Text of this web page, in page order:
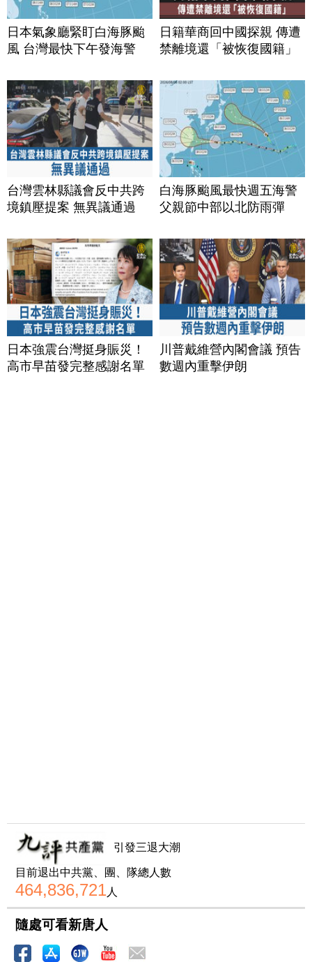
日本氣象廳緊盯白海豚颱
風 台灣最快下午發海警
日籍華商回中國探親 傳遭
禁離境還「被恢復國籍」
台灣雲林縣議會反中共跨
境鎮壓提案 無異議通過
白海豚颱風最快週五海警
父親節中部以北防雨彈
日本強震台灣挺身賑災！
高市早苗發完整感謝名單
川普戴維營內閣會議 預告
數週內重擊伊朗
引發三退大潮
目前退出中共黨、團、隊總人數
464,836,721人
隨處可看新唐人